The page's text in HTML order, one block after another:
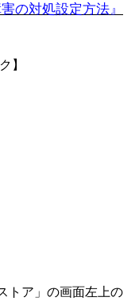
の対処設定方法』
】
トア」の画面左上の